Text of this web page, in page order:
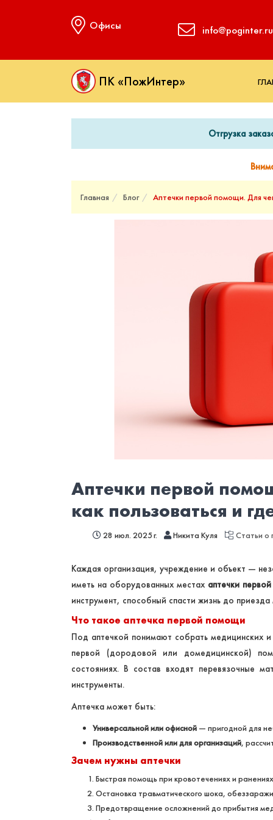
Офисы info@poginter.ru
ПК «ПожИнтер»
Отгрузка
Главная Блог Аптечки первой помощи. Для
Аптечки первой
как пользоваться и
28 июл. 2025 г. Никита Куля Статьи о
Каждая организация, учреждение и объект —
иметь на оборудованных местах аптечки
инструмент, способный спасти жизнь до
Что такое аптечка первой помощи
Под аптечкой понимают собрать медицинских
первой (дородовой или домедицинской)
состояниях. В состав входят перевязочные
инструменты.
Аптечка может быть:
Универсальной или офисной — пригодной для
Производственной или для организаций,
Зачем нужны аптечки
Быстрая помощь при кровотечениях и
Остановка травматического шока,
Предотвращение осложнений до прибытия